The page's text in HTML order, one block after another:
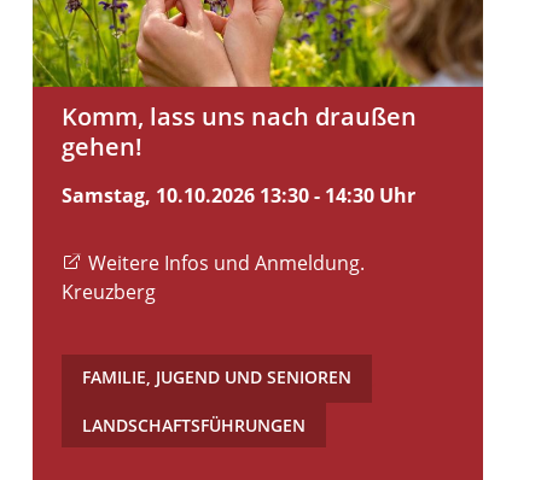
Komm, lass uns nach draußen
gehen!
Samstag, 10.10.2026 13:30 - 14:30 Uhr
Weitere Infos und Anmeldung.
Kreuzberg
FAMILIE, JUGEND UND SENIOREN
LANDSCHAFTSFÜHRUNGEN